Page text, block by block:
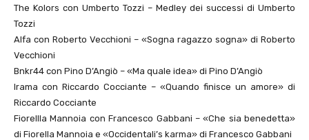
The Kolors con Umberto Tozzi – Medley dei successi di Umberto
Tozzi
Alfa con Roberto Vecchioni – «Sogna ragazzo sogna» di Roberto
Vecchioni
Bnkr44 con Pino D’Angiò – «Ma quale idea» di Pino D’Angiò
Irama con Riccardo Cocciante – «Quando finisce un amore» di
Riccardo Cocciante
Fiorellla Mannoia con Francesco Gabbani – «Che sia benedetta»
di Fiorella Mannoia e «Occidentali’s karma» di Francesco Gabbani